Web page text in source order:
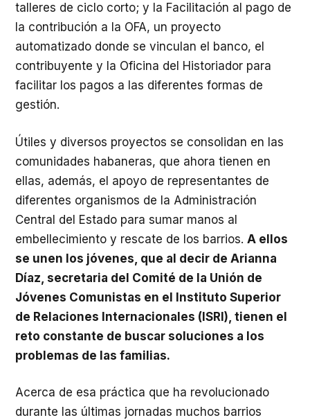
talleres de ciclo corto; y la Facilitación al pago de
la contribución a la OFA, un proyecto
automatizado donde se vinculan el banco, el
contribuyente y la Oficina del Historiador para
facilitar los pagos a las diferentes formas de
gestión.
Útiles y diversos proyectos se consolidan en las
comunidades habaneras, que ahora tienen en
ellas, además, el apoyo de representantes de
diferentes organismos de la Administración
Central del Estado para sumar manos al
embellecimiento y rescate de los barrios. A ellos
se unen los jóvenes, que al decir de Arianna
Díaz, secretaria del Comité de la Unión de
Jóvenes Comunistas en el Instituto Superior
de Relaciones Internacionales (ISRI), tienen el
reto constante de buscar soluciones a los
problemas de las familias.
Acerca de esa práctica que ha revolucionado
durante las últimas jornadas muchos barrios